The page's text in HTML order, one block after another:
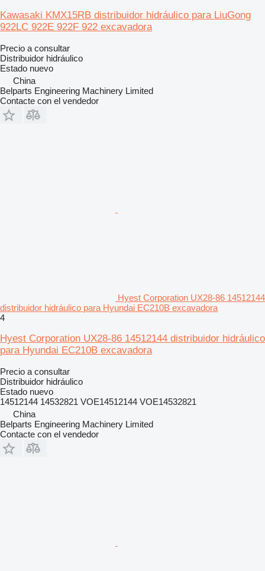
Kawasaki KMX15RB distribuidor hidráulico para LiuGong
922LC 922E 922F 922 excavadora
Precio a consultar
Distribuidor hidráulico
Estado nuevo
China
Belparts Engineering Machinery Limited
Contacte con el vendedor
Hyest Corporation UX28-86 14512144
distribuidor hidráulico para Hyundai EC210B excavadora
4
Hyest Corporation UX28-86 14512144 distribuidor hidráulico
para Hyundai EC210B excavadora
Precio a consultar
Distribuidor hidráulico
Estado nuevo
14512144 14532821 VOE14512144 VOE14532821
China
Belparts Engineering Machinery Limited
Contacte con el vendedor